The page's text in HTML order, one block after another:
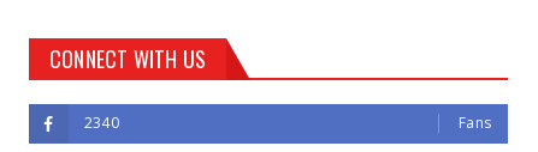
CONNECT WITH US
2340 Fans